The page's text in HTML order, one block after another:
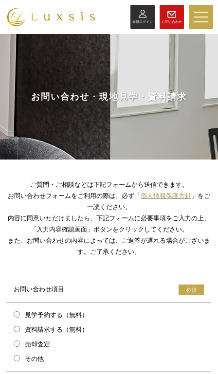
会員ログイン お問い合わせ
toggle
お問い合わせ・現地見学・資料請求
ご質問・ご相談などは下記フォームから送信できます。
お問い合わせフォームをご利用の際は、必ず「 個人情報保護方針 」をご
一読ください。
内容に同意いただけましたら、下記フォームに必要事項をご入力の上、
「入力内容確認画面」ボタンをクリックしてください。
また、お問い合わせの内容によっては、ご返答が遅れる場合がございま
す。ご了承ください。
お問い合わせ項目
見学予約する（無料）
資料請求する（無料）
売却査定
その他